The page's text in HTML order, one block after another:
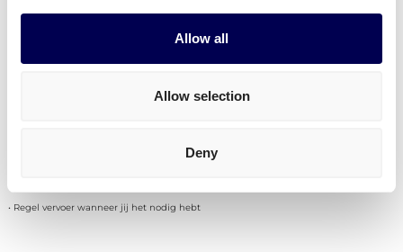
Allow all
Allow selection
Deny
groupage
fulfilment centers regelen.
• Regel vervoer wanneer jij het nodig hebt